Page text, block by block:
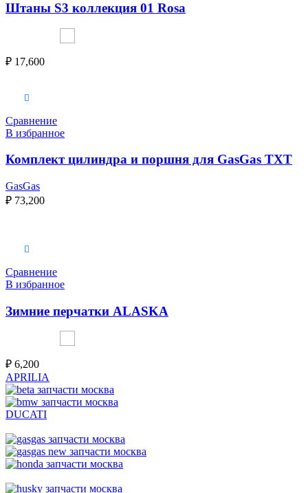
Штаны S3 коллекция 01 Rosa
₽ 17,600
Сравнение
В избранное
Комплект цилиндра и поршня для GasGas TXT
GasGas
₽ 73,200
Сравнение
В избранное
Зимние перчатки ALASKA
₽ 6,200
APRILIA
DUCATI